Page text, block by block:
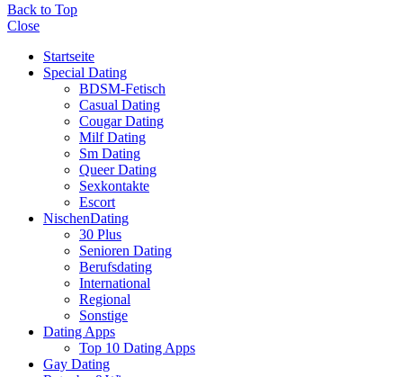
Back to Top
Close
Startseite
Special Dating
BDSM-Fetisch
Casual Dating
Cougar Dating
Milf Dating
Sm Dating
Queer Dating
Sexkontakte
Escort
NischenDating
30 Plus
Senioren Dating
Berufsdating
International
Regional
Sonstige
Dating Apps
Top 10 Dating Apps
Gay Dating